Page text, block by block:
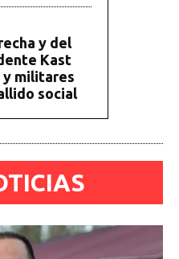
y del
Kast
y militares
social